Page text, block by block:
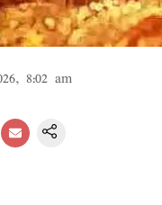
8:02 am